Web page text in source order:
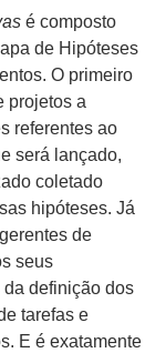
é composto
de Hipóteses
O primeiro
projetos a
referentes ao
será lançado,
coletado
hipóteses. Já
de
seus
definição dos
tarefas e
E é exatamente